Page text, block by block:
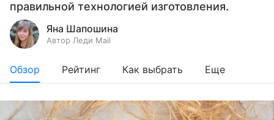
правильной технологией изготовления.
Яна Шапошина
Автор Леди Mail
Обзор Рейтинг Как выбрать Еще